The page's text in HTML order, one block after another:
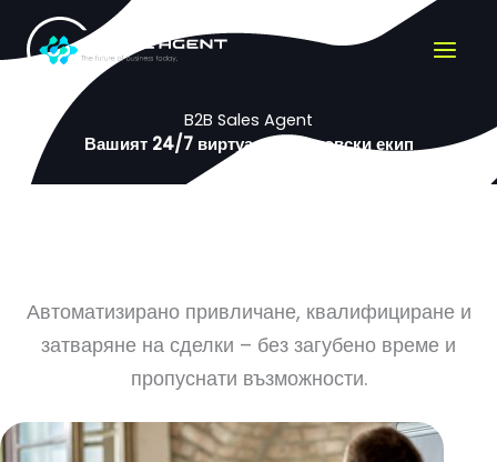
Премини
към
съдържанието
B2B Sales Agent
Вашият 24/7 виртуален търговски екип
Автоматизирано привличане, квалифициране и
затваряне на сделки – без загубено време и
пропуснати възможности.